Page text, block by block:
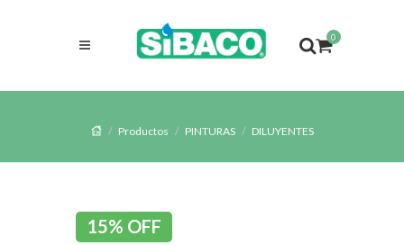
0
Productos PINTURAS DILUYENTES
15% OFF